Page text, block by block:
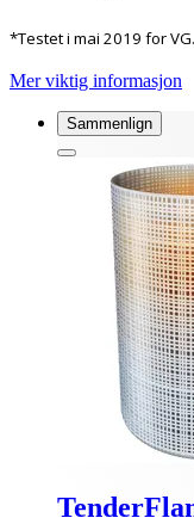
*Testet i mai 2019 for VG.
Mer viktig informasjon
Sammenlign